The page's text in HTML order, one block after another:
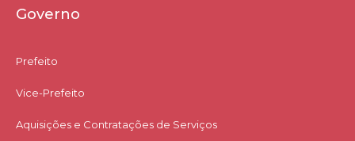
Governo
Prefeito
Vice-Prefeito
Aquisições e Contratações de Serviços​